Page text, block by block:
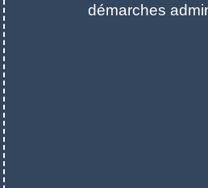
démarches